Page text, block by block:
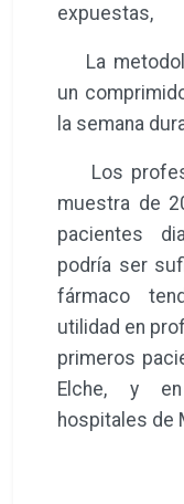
expuestas,
La
un
la semana
Los
muestra de
pacientes
podría ser
fármaco
utilidad en
primeros
Elche, y
hospitales de